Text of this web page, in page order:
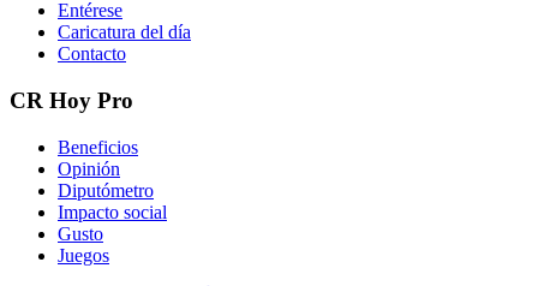
Entérese
Caricatura del día
Contacto
CR Hoy Pro
Beneficios
Opinión
Diputómetro
Impacto social
Gusto
Juegos